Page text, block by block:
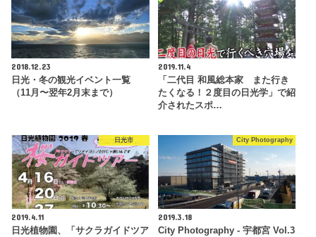
2018.12.23
日光・冬の観光イベント一覧
（11月〜翌年2月末まで）
2019.11.4
「二代目 和風総本家 また行き
たくなる！２度目の日光学」で紹
介されたスポ…
日光市
2019.4.11
日光植物園、「サクラガイドツア
City Photography
2019.3.18
City Photography - 宇都宮 Vol.3